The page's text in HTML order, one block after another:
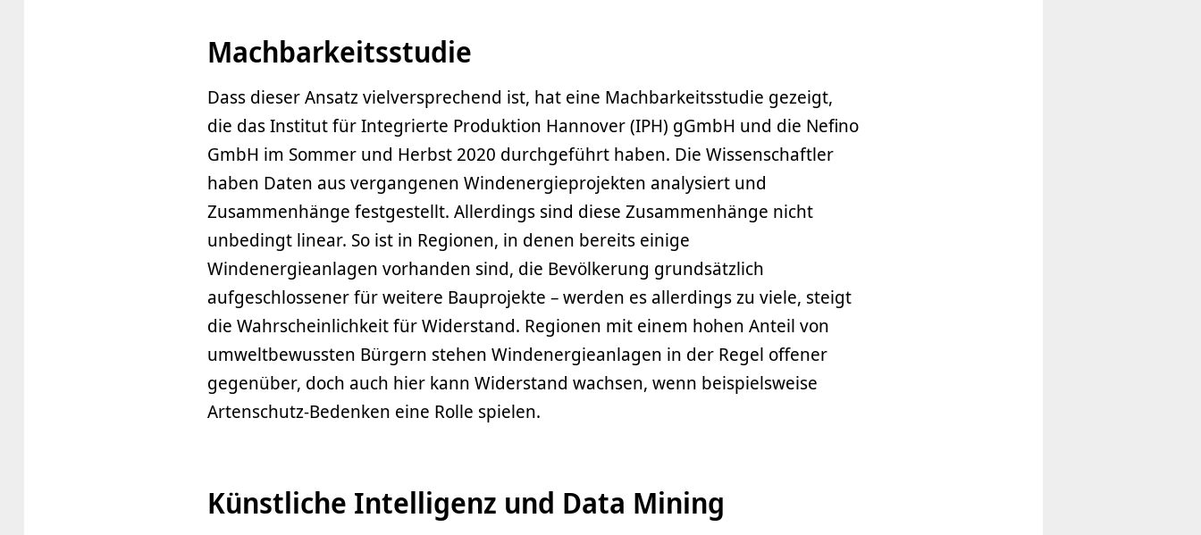
Machbarkeitsstudie
Dass dieser Ansatz vielversprechend ist, hat eine Machbarkeitsstudie gezeigt,
die das Institut für Integrierte Produktion Hannover (IPH) gGmbH und die Nefino
GmbH im Sommer und Herbst 2020 durchgeführt haben. Die Wissenschaftler
haben Daten aus vergangenen Windenergieprojekten analysiert und
Zusammenhänge festgestellt. Allerdings sind diese Zusammenhänge nicht
unbedingt linear. So ist in Regionen, in denen bereits einige
Windenergieanlagen vorhanden sind, die Bevölkerung grundsätzlich
aufgeschlossener für weitere Bauprojekte – werden es allerdings zu viele, steigt
die Wahrscheinlichkeit für Widerstand. Regionen mit einem hohen Anteil von
umweltbewussten Bürgern stehen Windenergieanlagen in der Regel offener
gegenüber, doch auch hier kann Widerstand wachsen, wenn beispielsweise
Artenschutz-Bedenken eine Rolle spielen.
Künstliche Intelligenz und Data Mining